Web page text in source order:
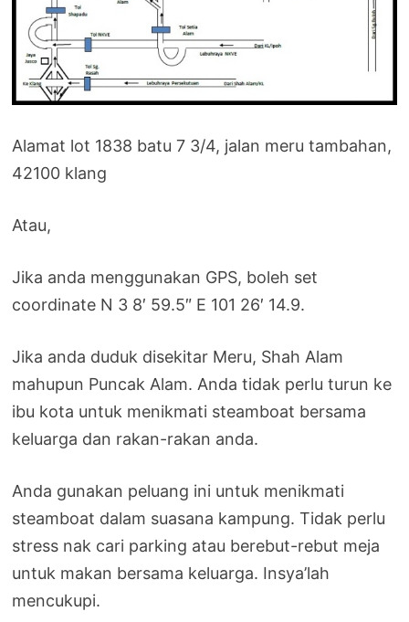
Alamat lot 1838 batu 7 3/4, jalan meru tambahan,
42100 klang
Atau,
Jika anda menggunakan GPS, boleh set
coordinate N 3 8′ 59.5″ E 101 26′ 14.9.
Jika anda duduk disekitar Meru, Shah Alam
mahupun Puncak Alam. Anda tidak perlu turun ke
ibu kota untuk menikmati steamboat bersama
keluarga dan rakan-rakan anda.
Anda gunakan peluang ini untuk menikmati
steamboat dalam suasana kampung. Tidak perlu
stress nak cari parking atau berebut-rebut meja
untuk makan bersama keluarga. Insya’lah
mencukupi.